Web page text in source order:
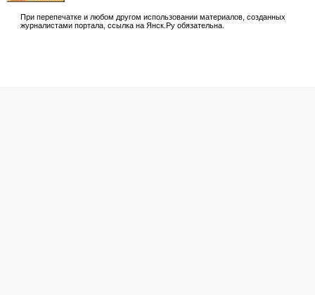
При перепечатке и любом другом использовании материалов, созданных
журналистами портала, ссылка на Янск.Ру обязательна.